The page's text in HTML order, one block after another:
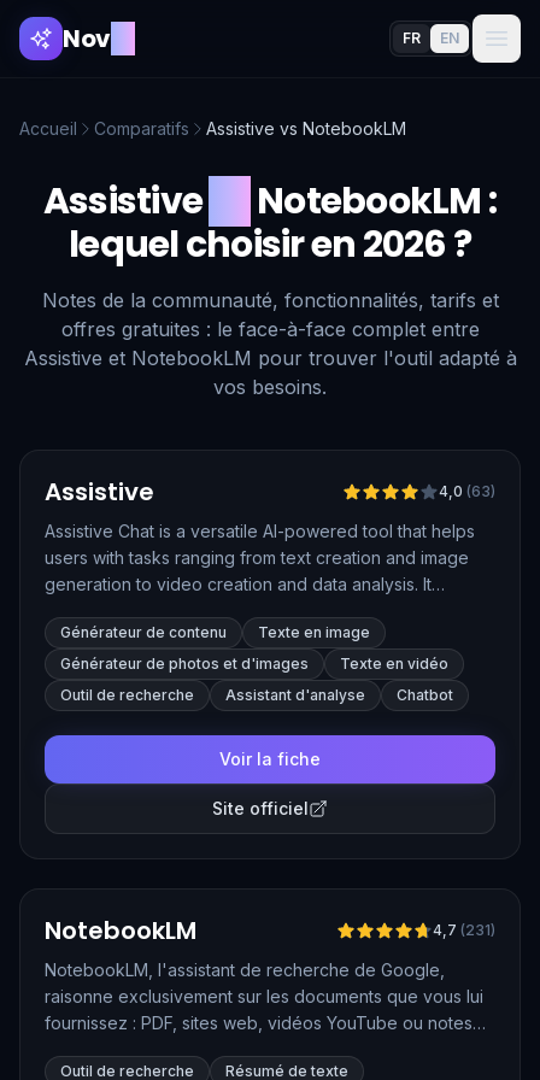
NovAI FR EN
Accueil Comparatifs Assistive vs NotebookLM
Assistive NotebookLM:
lequel choisir en 2026 ?
Notes de la communauté, fonctionnalités, tarifs et
offres gratuites : le face-à-face complet entre
Assistive et NotebookLM pour trouver l'outil adapté à
vos besoins.
Assistive 4,0 (63)
Assistive Chat is a versatile AI-powered tool that helps
users with tasks ranging from text creation and image
generation to video creation and data analysis. It
multimedia inputs, making it a powerful companion for
both personal and professional use.
Générateur de contenu
Texte en image
Générateur de photos et d'images
Texte en vidéo
Outil de recherche
Assistant d'analyse Chatbot
Voir la fiche
Site officiel
NotebookLM 4,7 (231)
NotebookLM, l'assistant de recherche de Google,
raisonne exclusivement sur les documents que vous lui
fournissez : PDF, sites web, vidéos YouTube ou notes
et peut même transformer vos sources en podcast
Outil de recherche Résumé de texte